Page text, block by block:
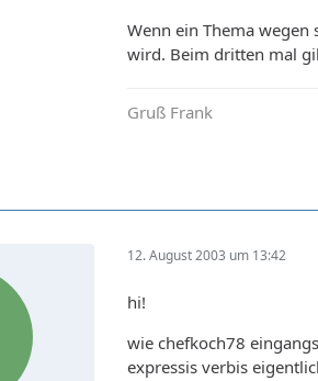
Wenn ein Thema
wird. Beim dritten mal
Gruß Frank
12. August 2003 um 13:42
hi!
wie chefkoch78
expressis verbis